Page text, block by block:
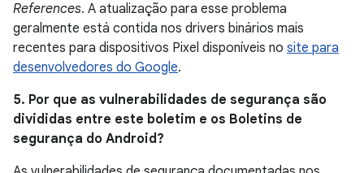
References. A atualização para esse problema
geralmente está contida nos drivers binários mais
recentes para dispositivos Pixel disponíveis no site para
desenvolvedores do Google.
5. Por que as vulnerabilidades de segurança são
divididas entre este boletim e os Boletins de
segurança do Android?